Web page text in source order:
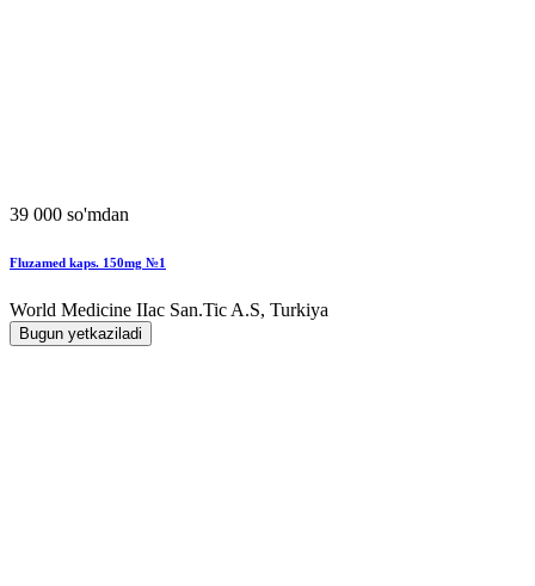
39 000 so'mdan
Fluzamed kaps. 150mg №1
World Мedicine IIac San.Tic A.S, Turkiya
Bugun yetkaziladi